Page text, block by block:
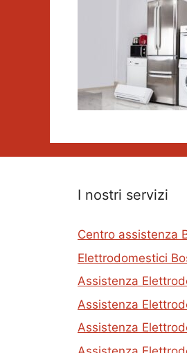
I nostri servizi
Centro assistenza
Elettrodomestici
Assistenza
Assistenza
Assistenza